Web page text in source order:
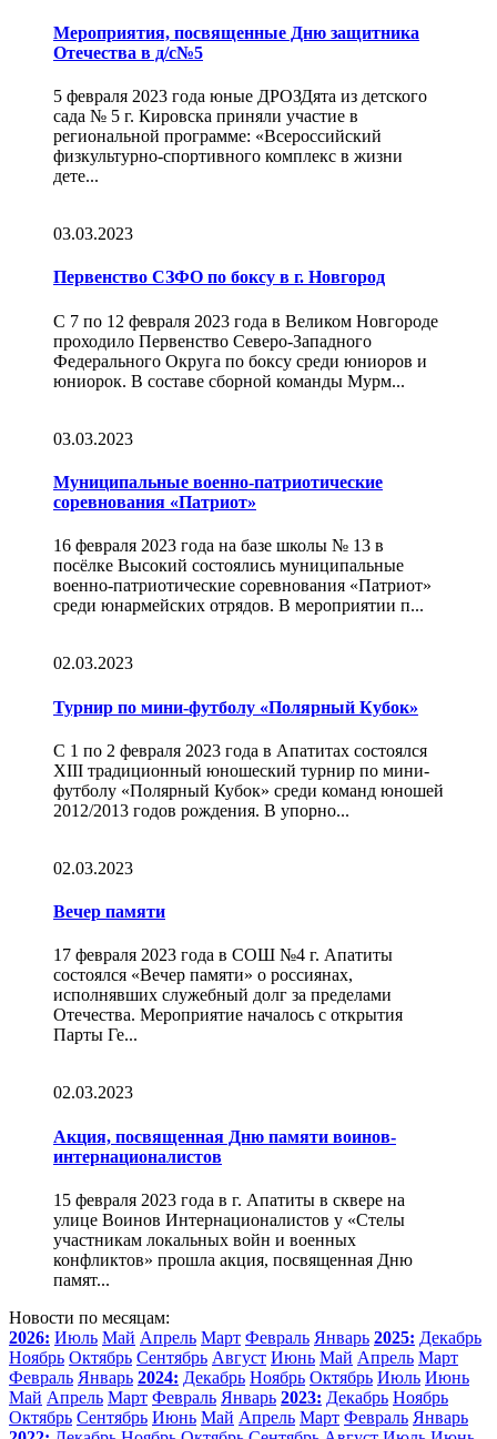
Мероприятия, посвященные Дню защитника
Отечества в д/с№5
5 февраля 2023 года юные ДРОЗДята из детского
сада № 5 г. Кировска приняли участие в
региональной программе: «Всероссийский
физкультурно-спортивного комплекс в жизни
дете...
03.03.2023
Первенство СЗФО по боксу в г. Новгород
С 7 по 12 февраля 2023 года в Великом Новгороде
проходило Первенство Северо-Западного
Федерального Округа по боксу среди юниоров и
юниорок. В составе сборной команды Мурм...
03.03.2023
Муниципальные военно-патриотические
соревнования «Патриот»
16 февраля 2023 года на базе школы № 13 в
посёлке Высокий состоялись муниципальные
военно-патриотические соревнования «Патриот»
среди юнармейских отрядов. В мероприятии п...
02.03.2023
Турнир по мини-футболу «Полярный Кубок»
С 1 по 2 февраля 2023 года в Апатитах состоялся
XIII традиционный юношеский турнир по мини-
футболу «Полярный Кубок» среди команд юношей
2012/2013 годов рождения. В упорно...
02.03.2023
Вечер памяти
17 февраля 2023 года в СОШ №4 г. Апатиты
состоялся «Вечер памяти» о россиянах,
исполнявших служебный долг за пределами
Отечества. Мероприятие началось с открытия
Парты Ге...
02.03.2023
Акция, посвященная Дню памяти воинов-
интернационалистов
15 февраля 2023 года в г. Апатиты в сквере на
улице Воинов Интернационалистов у «Стелы
участникам локальных войн и военных
конфликтов» прошла акция, посвященная Дню
памят...
Новости по месяцам:
2026: Июль Май Апрель Март Февраль Январь 2025: Декабрь
Ноябрь Октябрь Сентябрь Август Июнь Май Апрель Март
Февраль Январь 2024: Декабрь Ноябрь Октябрь Июль Июнь
Май Апрель Март Февраль Январь 2023: Декабрь Ноябрь
Октябрь Сентябрь Июнь Май Апрель Март Февраль Январь